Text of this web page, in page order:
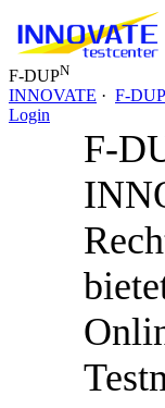
F-DUPN
INNOVATE · F-
Login
F-